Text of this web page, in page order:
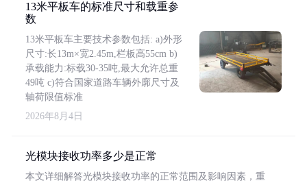
13米平板车的标准尺寸和载重参
数
13米平板车主要技术参数包括: a)外形
尺寸:长13m×宽2.45m,栏板高55cm b)
承载能力:标载30-35吨,最大允许总重
49吨 c)符合国家道路车辆外廓尺寸及
轴荷限值标准
2026年8月4日
光模块接收功率多少是正常
本文详细解答光模块接收功率的正常范围及影响因素，重